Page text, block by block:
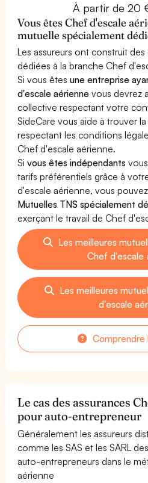
À partir de 20
Vous êtes Chef d'escale
mutuelle spécialement
Les assureurs ont construit
dédiées à la branche Chef
Si vous êtesune entreprise
d'escale aérienne vous devrez
collective respectant votre
SideCare vous aide à trouver
respectant les conditions
Chef d'escale aérienne.
Sivous êtes indépendants
tarifs préférentiels grâce à
d'escale aérienne, vous
Mutuelles TNS spécialement
exerçant le travail de Chef
Les meilleures
Chef d'escale
Les meilleures
d'escale
Comprendre
Le cas des assurances
pour auto-entrepreneur
Généralement les assureurs
comme les SAS et les SARL
auto-entrepreneurs dans le
aérienne